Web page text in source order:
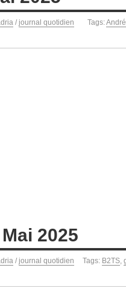
/ journal quotidien Tags:
2025
/ journal quotidien Tags: B2TS,